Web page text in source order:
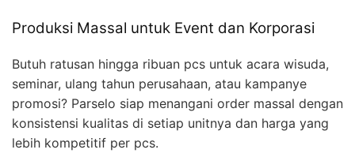
Produksi Massal untuk Event dan Korporasi
Butuh ratusan hingga ribuan pcs untuk acara wisuda,
seminar, ulang tahun perusahaan, atau kampanye
promosi? Parselo siap menangani order massal dengan
konsistensi kualitas di setiap unitnya dan harga yang
lebih kompetitif per pcs.